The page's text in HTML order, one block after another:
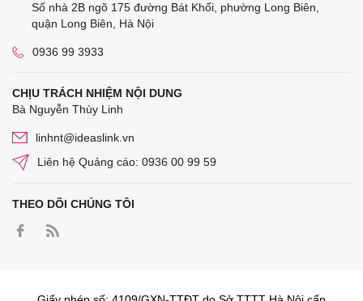
Số nhà 2B ngõ 175 đường Bát Khối, phường Long Biên,
quận Long Biên, Hà Nội
0936 99 3933
CHỊU TRÁCH NHIỆM NỘI DUNG
Bà Nguyễn Thùy Linh
linhnt@ideaslink.vn
Liên hệ Quảng cáo: 0936 00 99 59
THEO DÕI CHÚNG TÔI